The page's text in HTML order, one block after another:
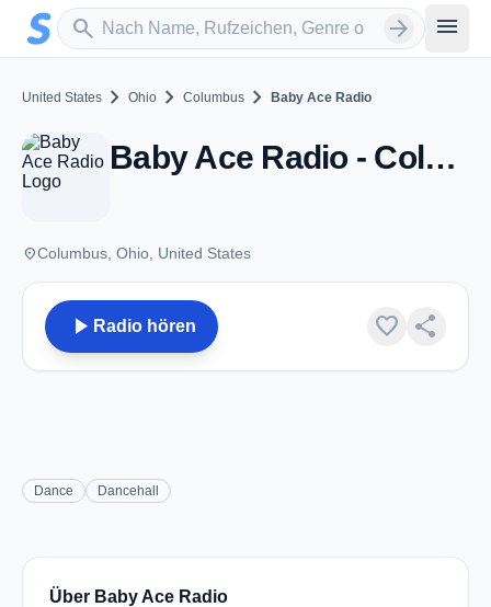
Zum Hauptinhalt springen
search
Sender suchen arrow_forward menu
United States chevron_right Ohio chevron_right Columbus chevron_right Baby Ace Radio
Baby Ace Radio - Columbus, OH
placeColumbus, Ohio, United States
play_arrow Radio hören favorite share
Dance Dancehall
Über Baby Ace Radio